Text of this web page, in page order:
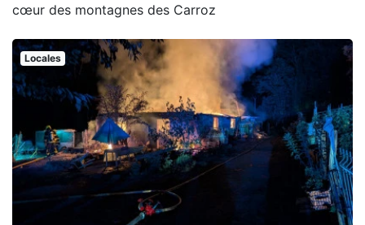
cœur des montagnes des Carroz
Locales